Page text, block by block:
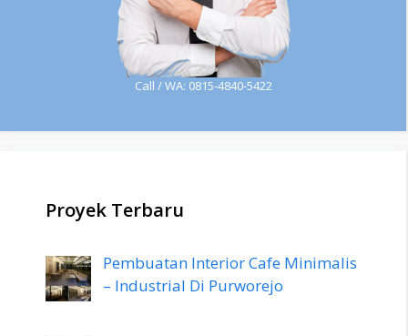
Call / WA: 0815-4840-5422
Proyek Terbaru
Pembuatan Interior Cafe Minimalis
– Industrial Di Purworejo